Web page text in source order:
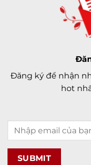
Đăng ký để nhận
hot